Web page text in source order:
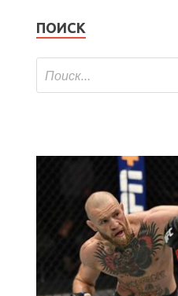
ПОИСК